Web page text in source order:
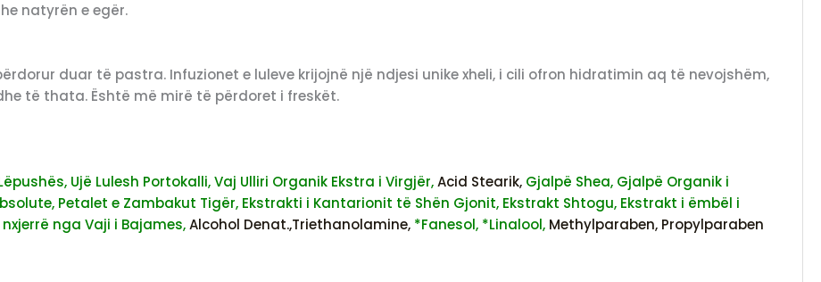
natyrën e egër.
duar të pastra. Infuzionet e luleve krijojnë një ndjesi unike xheli, i cili ofron hidratimin aq të nevojshëm,
të thata. Është më mirë të përdoret i freskët.
Ujë Lulesh Portokalli,Vaj Ulliri Organik Ekstra i Virgjër,Acid Stearik,Gjalpë Shea,Gjalpë Organik i
Petalet e Zambakut Tigër,Ekstrakti i Kantarionit të Shën Gjonit,Ekstrakt Shtogu,Ekstrakt i ëmbël i
nga Vaji i Bajames,Alcohol Denat.,Triethanolamine, *Fanesol, *Linalool, Methylparaben, Propylparaben